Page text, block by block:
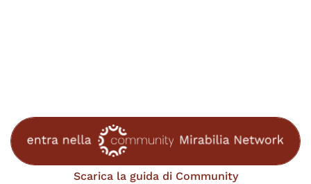
Scarica la guida di Community